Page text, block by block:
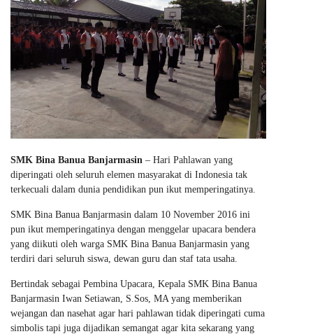
SMK Bina Banua Banjarmasin – Hari Pahlawan yang
diperingati oleh seluruh elemen masyarakat di Indonesia tak
terkecuali dalam dunia pendidikan pun ikut memperingatinya.
SMK Bina Banua Banjarmasin dalam 10 November 2016 ini
pun ikut memperingatinya dengan menggelar upacara bendera
yang diikuti oleh warga SMK Bina Banua Banjarmasin yang
terdiri dari seluruh siswa, dewan guru dan staf tata usaha.
Bertindak sebagai Pembina Upacara, Kepala SMK Bina Banua
Banjarmasin Iwan Setiawan, S.Sos, MA yang memberikan
wejangan dan nasehat agar hari pahlawan tidak diperingati cuma
simbolis tapi juga dijadikan semangat agar kita sekarang yang